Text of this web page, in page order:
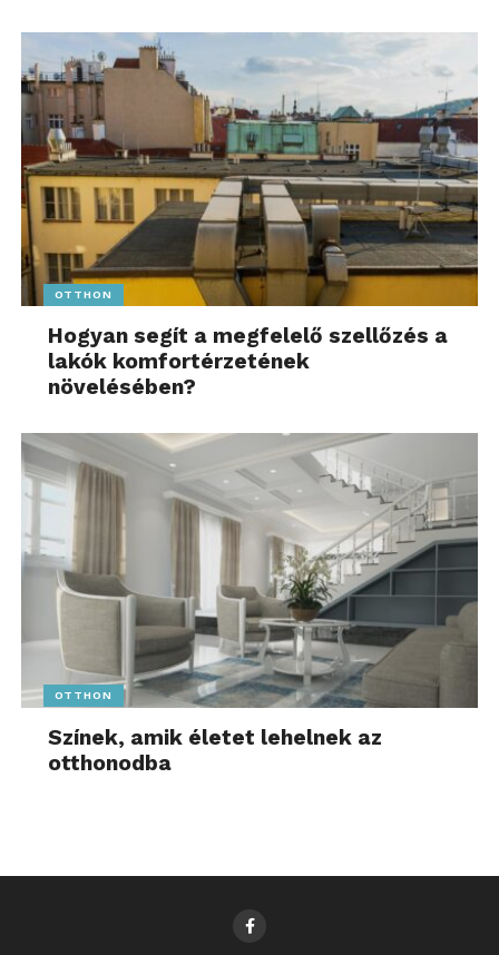
OTTHON
Hogyan segít a megfelelő szellőzés a
lakók komfortérzetének
növelésében?
OTTHON
Színek, amik életet lehelnek az
otthonodba